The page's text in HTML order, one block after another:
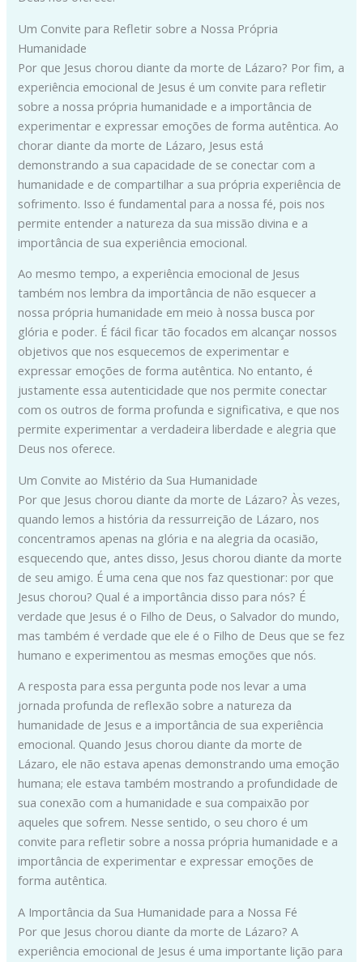
Um Convite para Refletir sobre a Nossa Própria
Humanidade
Por que Jesus chorou diante da morte de Lázaro? Por fim, a
experiência emocional de Jesus é um convite para refletir
sobre a nossa própria humanidade e a importância de
experimentar e expressar emoções de forma autêntica. Ao
chorar diante da morte de Lázaro, Jesus está
demonstrando a sua capacidade de se conectar com a
humanidade e de compartilhar a sua própria experiência de
sofrimento. Isso é fundamental para a nossa fé, pois nos
permite entender a natureza da sua missão divina e a
importância de sua experiência emocional.
Ao mesmo tempo, a experiência emocional de Jesus
também nos lembra da importância de não esquecer a
nossa própria humanidade em meio à nossa busca por
glória e poder. É fácil ficar tão focados em alcançar nossos
objetivos que nos esquecemos de experimentar e
expressar emoções de forma autêntica. No entanto, é
justamente essa autenticidade que nos permite conectar
com os outros de forma profunda e significativa, e que nos
permite experimentar a verdadeira liberdade e alegria que
Deus nos oferece.
Um Convite ao Mistério da Sua Humanidade
Por que Jesus chorou diante da morte de Lázaro? Às vezes,
quando lemos a história da ressurreição de Lázaro, nos
concentramos apenas na glória e na alegria da ocasião,
esquecendo que, antes disso, Jesus chorou diante da morte
de seu amigo. É uma cena que nos faz questionar: por que
Jesus chorou? Qual é a importância disso para nós? É
verdade que Jesus é o Filho de Deus, o Salvador do mundo,
mas também é verdade que ele é o Filho de Deus que se fez
humano e experimentou as mesmas emoções que nós.
A resposta para essa pergunta pode nos levar a uma
jornada profunda de reflexão sobre a natureza da
humanidade de Jesus e a importância de sua experiência
emocional. Quando Jesus chorou diante da morte de
Lázaro, ele não estava apenas demonstrando uma emoção
humana; ele estava também mostrando a profundidade de
sua conexão com a humanidade e sua compaixão por
aqueles que sofrem. Nesse sentido, o seu choro é um
convite para refletir sobre a nossa própria humanidade e a
importância de experimentar e expressar emoções de
forma autêntica.
A Importância da Sua Humanidade para a Nossa Fé
Por que Jesus chorou diante da morte de Lázaro? A
experiência emocional de Jesus é uma importante lição para